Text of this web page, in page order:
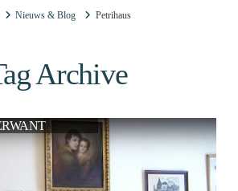
Nieuws & Blog Petrihaus
Archive